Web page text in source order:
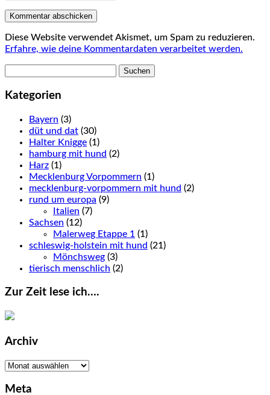
Diese Website verwendet Akismet, um Spam zu reduzieren.
Erfahre, wie deine Kommentardaten verarbeitet werden.
Kategorien
Bayern (3)
düt und dat (30)
Halter Knigge (1)
hamburg mit hund (2)
Harz (1)
Mecklenburg Vorpommern (1)
mecklenburg-vorpommern mit hund (2)
rund um europa (9)
Italien (7)
Sachsen (12)
Malerweg Etappe 1 (1)
schleswig-holstein mit hund (21)
Mönchsweg (3)
tierisch menschlich (2)
Zur Zeit lese ich….
Archiv
Archiv
Meta